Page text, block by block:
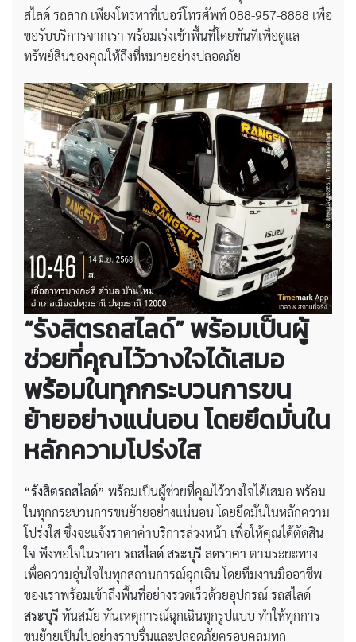
สไลด์ รถลาก เพียงโทรหาที่เบอร์โทรศัพท์ 088-957-8888 เพื่อ
ขอรับบริการจากเรา พร้อมเร่งเข้าพื้นที่โดยทันทีเพื่อดูแล
ทรัพย์สินของคุณให้ถึงที่หมายอย่างปลอดภัย
“รังสิตรถสไลด์” พร้อมเป็นผู้
ช่วยที่คุณไว้วางใจได้เสมอ
พร้อมในทุกกระบวนการขน
ย้ายอย่างแน่นอน โดยยึดมั่นใน
หลักความโปร่งใส
“รังสิตรถสไลด์” พร้อมเป็นผู้ช่วยที่คุณไว้วางใจได้เสมอ พร้อม
ในทุกกระบวนการขนย้ายอย่างแน่นอน โดยยึดมั่นในหลักความ
โปร่งใส ซึ่งจะแจ้งราคาค่าบริการล่วงหน้า เพื่อให้คุณได้ตัดสิน
ใจ พึงพอใจในราคา รถสไลด์ สระบุรี ลดราคา ตามระยะทาง
เพื่อความอุ่นใจในทุกสถานการณ์ฉุกเฉิน โดยทีมงานมืออาชีพ
ของเราพร้อมเข้าถึงพื้นที่อย่างรวดเร็วด้วยอุปกรณ์ รถสไลด์
สระบุรี ทันสมัย ทันเหตุการณ์ฉุกเฉินทุกรูปแบบ ทำให้ทุกการ
ขนย้ายเป็นไปอย่างราบรื่นและปลอดภัยครอบคลุมทุก